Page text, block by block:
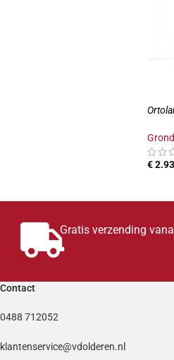
€
Gratis verzending
Contact
0488 712052
klantenservice@vdolderen.nl